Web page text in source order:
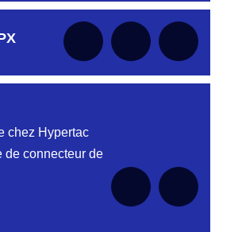
disponible pour cette série pour
le moment
disponible pour cette série pour
chez Hypertac
de connecteur de